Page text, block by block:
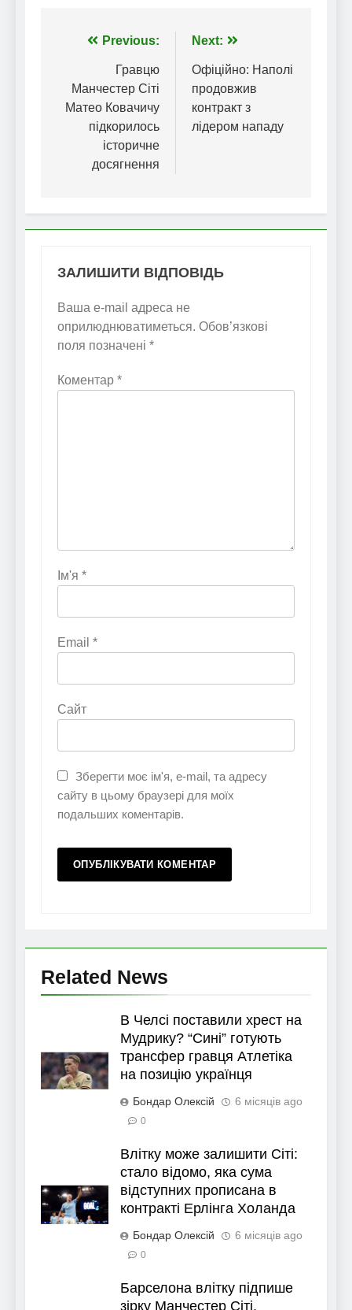
Навігація
записів
Previous:
Гравцю
Манчестер Сіті
Матео Ковачичу
підкорилось
історичне
досягнення
Next:
Офіційно: Наполі
продовжив
контракт з
лідером нападу
ЗАЛИШИТИ ВІДПОВІДЬ
Ваша e-mail адреса не
оприлюднюватиметься. Обов’язкові
поля позначені *
Коментар *
Ім'я *
Email *
Сайт
Зберегти моє ім'я, e-mail, та адресу
сайту в цьому браузері для моїх
подальших коментарів.
Related News
В Челсі поставили хрест на
Мудрику? “Сині” готують
трансфер гравця Атлетіка
на позицію українця
Бондар Олексій 6 місяців ago
0
Влітку може залишити Сіті:
стало відомо, яка сума
відступних прописана в
контракті Ерлінга Холанда
Бондар Олексій 6 місяців ago
0
Барселона влітку підпише
зірку Манчестер Сіті,